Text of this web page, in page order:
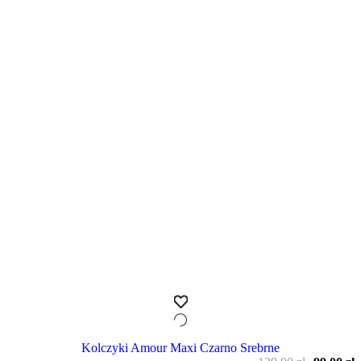
Kolczyki Amour Maxi Czarno Srebrne